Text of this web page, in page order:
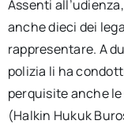
Assenti
anche dieci dei
rappresentare. A
polizia li ha
perquisite anche le
(Halkin Hukuk